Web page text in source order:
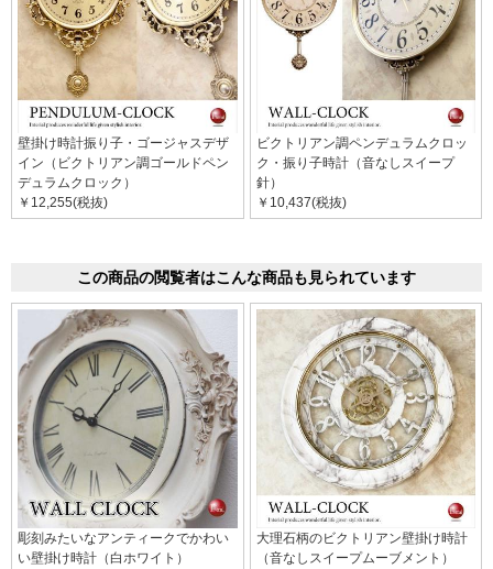
壁掛け時計振り子・ゴージャスデザ
イン（ビクトリアン調ゴールドペン
デュラムクロック）
￥12,255(税抜)
ビクトリアン調ペンデュラムクロッ
ク・振り子時計（音なしスイープ
針）
￥10,437(税抜)
この商品の閲覧者はこんな商品も見られています
彫刻みたいなアンティークでかわい
い壁掛け時計（白ホワイト）
大理石柄のビクトリアン壁掛け時計
（音なしスイープムーブメント）